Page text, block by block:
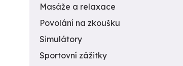
Masáže a relaxace
Povolání na zkoušku
Simulátory
Sportovní zážitky